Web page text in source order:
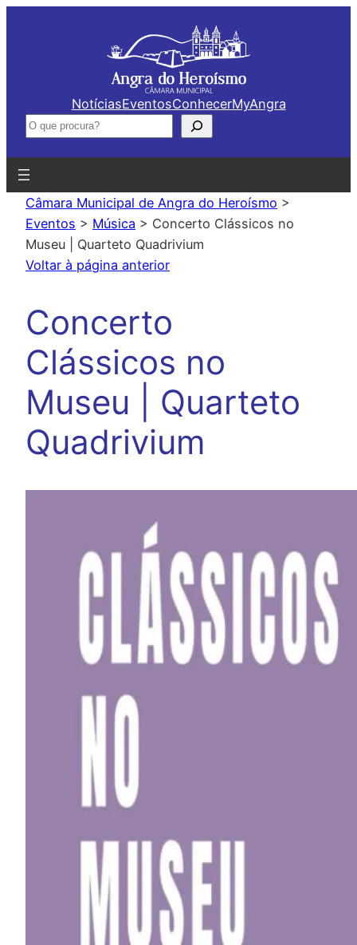
NotíciasEventosConhecerMyAngra
Pesquisar
Câmara Municipal de Angra do Heroísmo >
Eventos > Música > Concerto Clássicos no
Museu | Quarteto Quadrivium
Voltar à página anterior
Concerto
Clássicos no
Museu | Quarteto
Quadrivium